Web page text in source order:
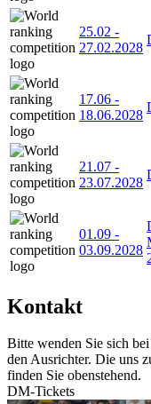
25.02 -
27.02.2028
17.06 -
18.06.2028
21.07 -
23.07.2028
01.09 -
03.09.2028
Kontakt
Bitte wenden Sie sich
den Ausrichter. Die uns
finden Sie obenstehend.
DM-Tickets